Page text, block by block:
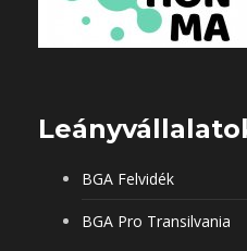
BGA Felvidék
BGA Pro Transilvania